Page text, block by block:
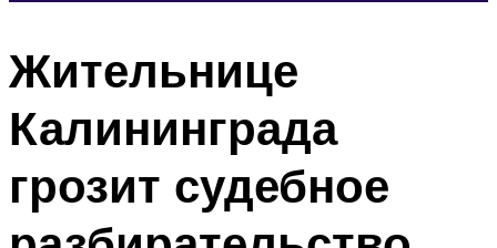
Жительнице
Калининграда
грозит судебное